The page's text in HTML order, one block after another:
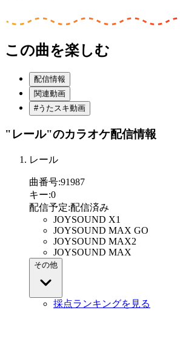
この曲を楽しむ
配信情報
関連動画
#うたスキ動画
"レール"のカラオケ配信情報
レール
曲番号:91987
キー:0
配信予定:配信済み
JOYSOUND X1
JOYSOUND MAX GO
JOYSOUND MAX2
JOYSOUND MAX
その他
採点ランキングを見る